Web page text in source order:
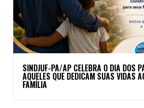
SINDJUF-PA/AP CELEBRA O DIA DOS
AQUELES QUE DEDICAM SUAS VIDAS
FAMÍLIA